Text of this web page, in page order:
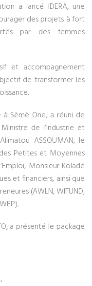
a lancé IDERA, une
des projets à fort
par des femmes
et accompagnement
de transformer les
Sèmè One, a réuni de
de l’Industrie et
ASSOUMAN, le
Petites et Moyennes
Monsieur Koladé
et financiers, ainsi que
(AWLN, WIFUND,
a présenté le package